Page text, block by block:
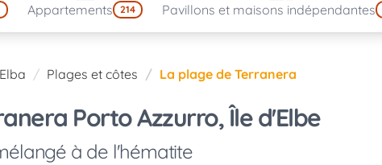
Appartements 214 Pavillons et maisons indépendantes
Plages et côtes La plage de Terranera
Porto Azzurro, Île d'Elbe
à de l'hématite